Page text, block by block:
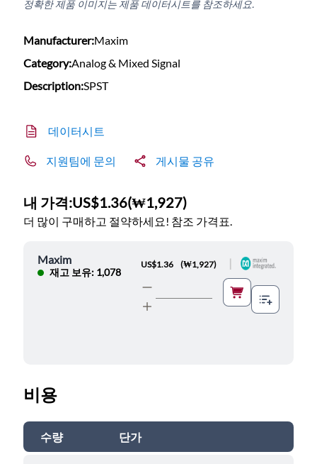
정확한 제품 이미지는 제품 데이터시트를 참조하세요.
Manufacturer:Maxim
Category:Analog & Mixed Signal
Description:SPST
데이터시트
지원팀에 문의 게시물 공유
내 가격:US$1.36(₩1,927)
더 많이 구매하고 절약하세요! 참조 가격표.
Maxim
재고 보유: 1,078
US$1.36 (₩1,927)
비용
수량 단가